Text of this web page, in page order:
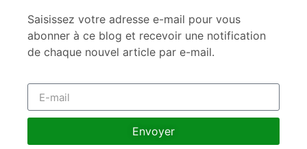
Saisissez votre adresse e-mail pour vous
abonner à ce blog et recevoir une notification
de chaque nouvel article par e-mail.
Envoyer